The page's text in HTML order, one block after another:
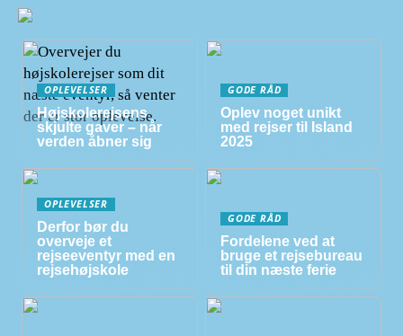
OPLEVELSER
Højskolerejsens
skjulte gaver – når
verden åbner sig
GODE RÅD
Oplev noget unikt
med rejser til Island
2025
OPLEVELSER
Derfor bør du
overveje et
rejseeventyr med en
rejsehøjskole
GODE RÅD
Fordelene ved at
bruge et rejsebureau
til din næste ferie